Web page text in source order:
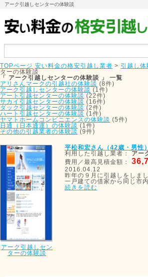
アーク引越しセンターの体験談
TOPページ 安い料金の格安引越し業者 > 引越し体
ターの体験談
「 アーク引越しセンターの体験談 」 一覧
アリさんマークの引越社の体験談 (8件)
アーク引越しセンターの体験談 (1件)
アート引越センターの体験談 (22件)
サカイ引越センターの体験談 (16件)
ダック引越センターの体験談 (2件)
ハート引越センターの体験談 (1件)
ヤマトホームコンビニエンスの体験談 (5件)
日通（日本通運）の体験談 (1件)
その他の引越業者の体験談 (9件)
アーク引越しセン
ターの体験談
平松和宏さん（42歳・男性
利用した引越し業者：
アー
費用／最高見積金額：
2016.04.12
昨年の９月に引越しをしま
一戸建ての借家から同じ市
続きを読む